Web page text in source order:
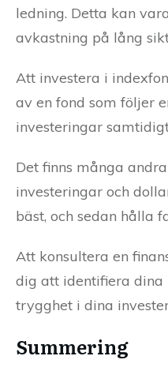
ledning. Detta kan
avkastning på lång
Att investera i
av en fond som följer
investeringar
Det finns många
investeringar och
bäst, och sedan hålla
Att konsultera en
dig att identifiera dina
trygghet i dina
Summering